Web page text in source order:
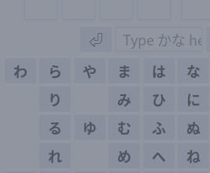
⏎
わ
ら や ま は な
り
み ひ に
る
ゆ む ふ ぬ
れ
め へ ね